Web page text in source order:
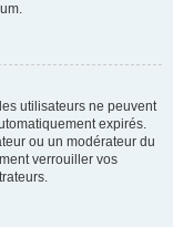
utilisateurs ne peuvent
expirés.
ou un modérateur du
verrouiller vos